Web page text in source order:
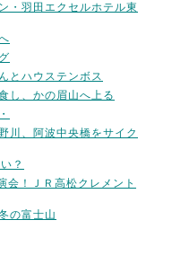
・羽田エクセルホテル東
とハウステンボス
し、かの眉山へ上る
川、阿波中央橋をサイク
？
！ＪＲ高松クレメント
の富士山